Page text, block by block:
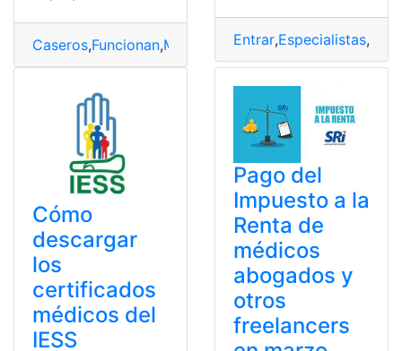
Caseros,Funcionan,Médicos recomendados,Remedios
Entrar,Especialistas,
Cómo
descargar
los
certificados
médicos del
IESS
Pago del
Impuesto a la
Renta de
médicos
abogados y
otros
freelancers